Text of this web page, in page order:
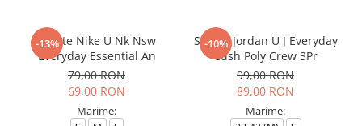
-13%
Sosete Nike U Nk Nsw
Everyday Essential An
79,00 RON
69,00 RON
Marime:
-10%
Sosete Jordan U J Everyday
Cush Poly Crew 3Pr
99,00 RON
89,00 RON
Marime: